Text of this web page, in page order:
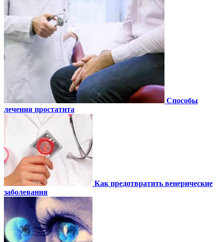
Способы
лечения простатита
Как предотвратить венерические
заболевания